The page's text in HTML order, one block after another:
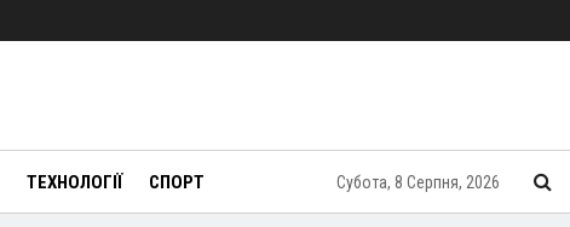
ТЕХНОЛОГІЇ СПОРТ Субота, 8 Серпня, 2026